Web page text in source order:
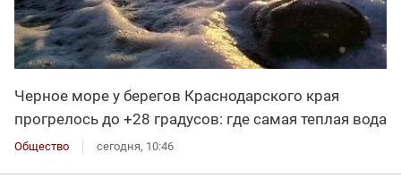
Черное море у берегов Краснодарского края
прогрелось до +28 градусов: где самая теплая вода
Общество сегодня, 10:46